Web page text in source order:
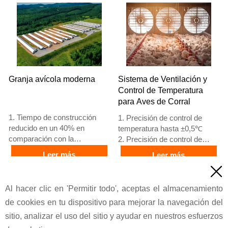
europeo
5. Recepción en línea 24
horas Whatsapp NO. :
+8618830120193,
contáctenos para obtener la
lista de precios
en estándares europeos
5. Recepción en línea 24
horas Whatsapp NO. :
+8618830120193
Granja avícola moderna
1. Tiempo de construcción
reducido en un 40% en
comparación con la
tradicionales
3. Grosor del panel de pared
100mm
Leer más
Sistema de Ventilación y
Control de Temperatura
para Aves de Corral
1. Precisión de control de
temperatura hasta ±0,5℃
2. Precisión de control de
humedad ±5% RH
enfriamiento 150 mm
5. Recepción /WhatsApp NO.
: +8618830120193
Leer más

Al hacer clic en 'Permitir todo', aceptas el almacenamiento
de cookies en tu dispositivo para mejorar la navegación del
sitio, analizar el uso del sitio y ayudar en nuestros esfuerzos